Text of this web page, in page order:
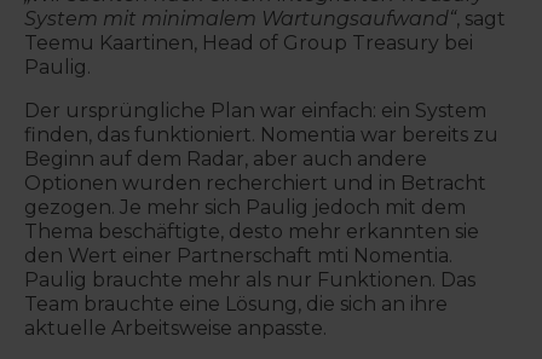
System mit minimalem Wartungsaufwand“, sagt
Teemu Kaartinen, Head of Group Treasury bei
Paulig.
Der ursprüngliche Plan war einfach: ein System
finden, das funktioniert. Nomentia war bereits zu
Beginn auf dem Radar, aber auch andere
Optionen wurden recherchiert und in Betracht
gezogen. Je mehr sich Paulig jedoch mit dem
Thema beschäftigte, desto mehr erkannten sie
den Wert einer Partnerschaft mti Nomentia.
Paulig brauchte mehr als nur Funktionen. Das
Team brauchte eine Lösung, die sich an ihre
aktuelle Arbeitsweise anpasste.